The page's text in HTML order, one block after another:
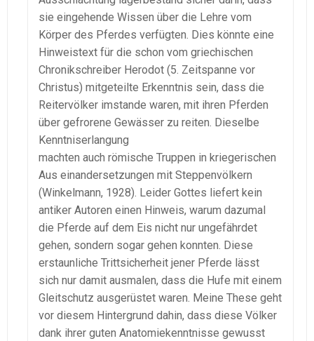
sie eingehende Wissen über die Lehre vom
Körper des Pferdes verfügten. Dies könnte eine
Hinweistext für die schon vom griechischen
Chronikschreiber Herodot (5. Zeitspanne vor
Christus) mitgeteilte Erkenntnis sein, dass die
Reitervölker imstande waren, mit ihren Pferden
über gefrorene Gewässer zu reiten. Dieselbe
Kenntniserlangung
machten auch römische Truppen in kriegerischen
Aus einandersetzungen mit Steppenvölkern
(Winkelmann, 1928). Leider Gottes liefert kein
antiker Autoren einen Hinweis, warum dazumal
die Pferde auf dem Eis nicht nur ungefährdet
gehen, sondern sogar gehen konnten. Diese
erstaunliche Trittsicherheit jener Pferde lässt
sich nur damit ausmalen, dass die Hufe mit einem
Gleitschutz ausgerüstet waren. Meine These geht
vor diesem Hintergrund dahin, dass diese Völker
dank ihrer guten Anatomiekenntnisse gewusst